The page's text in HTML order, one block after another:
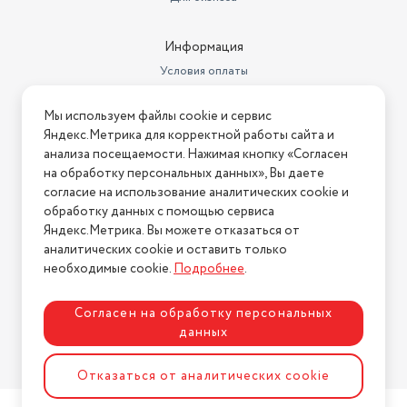
пол/ковёр; для мебели,
Информация
Условия оплаты
Условия возврата
Нашли ошибку на сайте? Напишите нам
2026 © Интернет-магазин "АстМаркет". У нас есть всё!
Политика конфиденциальности
Разработка сайтаASTDESIGN
Мы используем файлы cookie и сервис
Яндекс.Метрика для корректной работы сайта и
анализа посещаемости. Нажимая кнопку «Согласен
на обработку персональных данных», Вы даете
согласие на использование аналитических cookie и
обработку данных с помощью сервиса
Яндекс.Метрика. Вы можете отказаться от
аналитических cookie и оставить только
необходимые cookie.Подробнее.
Согласен на обработку персональных
данных
Отказаться от аналитических cookie